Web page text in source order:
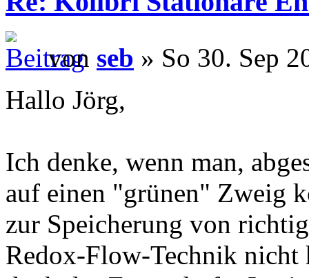
von seb » So 30. Sep
Hallo Jörg,
Ich denke, wenn man,
auf einen "grünen" Zweig
zur Speicherung von
Redox-Flow-Technik nicht